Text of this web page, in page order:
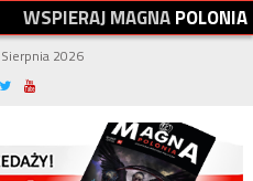
WSPIERAJMAGNAPOLONIA
2026